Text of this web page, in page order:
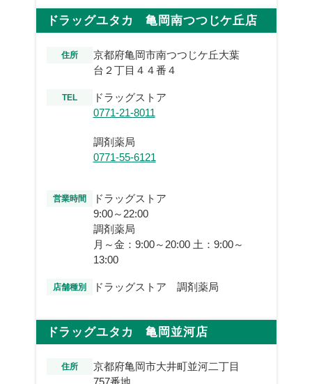
ドラッグユタカ 亀岡南つつじケ丘店
住所
京都府亀岡市南つつじケ丘大葉
台２丁目４４番４
TEL
ドラッグストア
0771-21-8011
調剤薬局
0771-55-6121
営業時間
ドラッグストア
9:00～22:00
調剤薬局
月～金：9:00～20:00 土：9:00～
13:00
店舗種別 ドラッグストア 調剤薬局
ドラッグユタカ 亀岡並河店
住所
京都府亀岡市大井町並河二丁目
757番地